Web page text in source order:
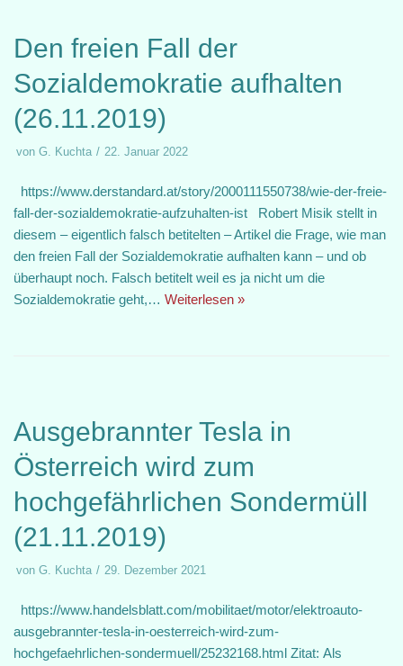
Den freien Fall der
Sozialdemokratie aufhalten
(26.11.2019)
von G. Kuchta 22. Januar 2022
https://www.derstandard.at/story/2000111550738/wie-der-freie-
fall-der-sozialdemokratie-aufzuhalten-ist Robert Misik stellt in
diesem – eigentlich falsch betitelten – Artikel die Frage, wie man
den freien Fall der Sozialdemokratie aufhalten kann – und ob
überhaupt noch. Falsch betitelt weil es ja nicht um die
Sozialdemokratie geht,… Weiterlesen »
Ausgebrannter Tesla in
Österreich wird zum
hochgefährlichen Sondermüll
(21.11.2019)
von G. Kuchta 29. Dezember 2021
https://www.handelsblatt.com/mobilitaet/motor/elektroauto-
ausgebrannter-tesla-in-oesterreich-wird-zum-
hochgefaehrlichen-sondermuell/25232168.html Zitat: Als